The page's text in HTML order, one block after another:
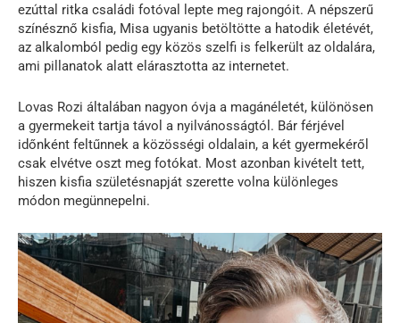
ezúttal ritka családi fotóval lepte meg rajongóit. A népszerű
színésznő kisfia, Misa ugyanis betöltötte a hatodik életévét,
az alkalomból pedig egy közös szelfi is felkerült az oldalára,
ami pillanatok alatt elárasztotta az internetet.
Lovas Rozi általában nagyon óvja a magánéletét, különösen
a gyermekeit tartja távol a nyilvánosságtól. Bár férjével
időnként feltűnnek a közösségi oldalain, a két gyermekéről
csak elvétve oszt meg fotókat. Most azonban kivételt tett,
hiszen kisfia születésnapját szerette volna különleges
módon megünnepelni.